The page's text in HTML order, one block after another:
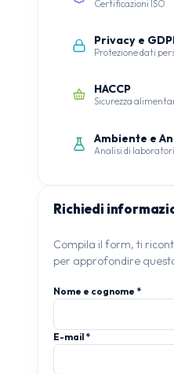
Certificazioni ISO
Privacy e
Protezione dati
HACCP
Sicurezza
Ambiente e
Analisi di
Richiedi
Compila il form, ti
per approfondire
Nome e cognome *
E-mail *